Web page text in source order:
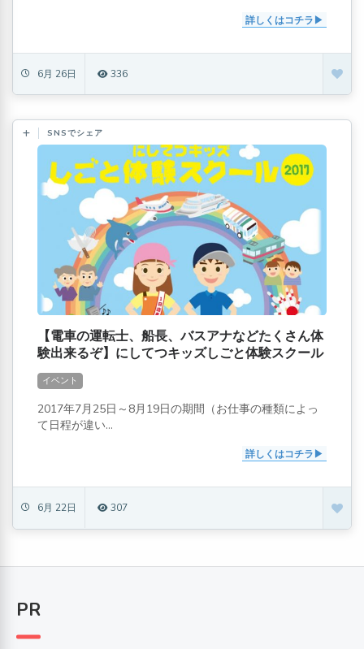
詳しくはコチラ
6月 26日 336
SNSでシェア
【電車の運転士、船長、バスアナなどたくさん体
験出来るぞ】にしてつキッズしごと体験スクール
2017
イベント
2017年7月25日～8月19日の期間（お仕事の種類によっ
て日程が違い...
詳しくはコチラ
6月 22日 307
PR